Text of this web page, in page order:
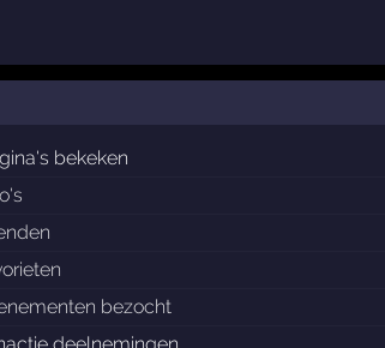
bekeken
bezocht
deelnemingen